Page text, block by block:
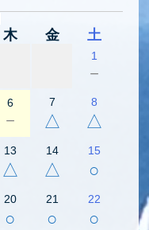
木 金 土
1
－
6
－
7
△
8
△
13
△
14
△
15
○
20
○
21
○
22
○